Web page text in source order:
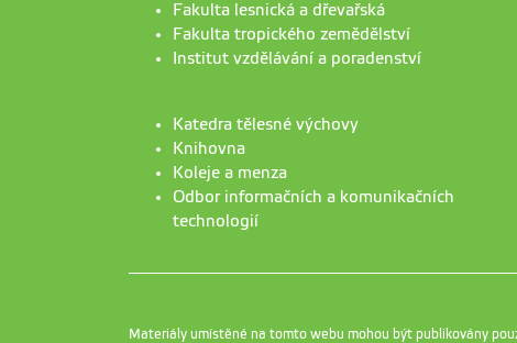
Fakulta lesnická a dřevařská
Fakulta tropického zemědělství
Institut vzdělávání a poradenství
Katedra tělesné výchovy
Knihovna
Koleje a menza
Odbor informačních a komunikačních
technologií
Materiály umístěné na tomto webu mohou být publikovány